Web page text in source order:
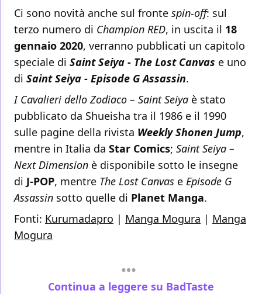
Ci sono novità anche sul fronte spin-off: sul
terzo numero di Champion RED, in uscita il 18
gennaio 2020, verranno pubblicati un capitolo
speciale di Saint Seiya - The Lost Canvas e uno
di Saint Seiya - Episode G Assassin.
I Cavalieri dello Zodiaco – Saint Seiya è stato
pubblicato da Shueisha tra il 1986 e il 1990
sulle pagine della rivista Weekly Shonen Jump,
mentre in Italia da Star Comics; Saint Seiya –
Next Dimension è disponibile sotto le insegne
di J-POP, mentre The Lost Canvas e Episode G
Assassin sotto quelle di Planet Manga.
Fonti: Kurumadapro | Manga Mogura | Manga
Mogura
Continua a leggere su BadTaste